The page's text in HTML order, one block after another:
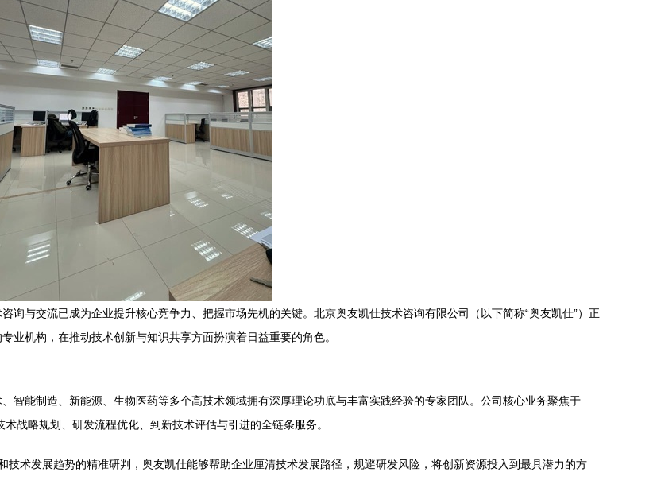
询与交流已成为企业提升核心竞争力、把握市场先机的关键。北京奥友凯仕技术咨询有限公司（以下简称“奥友凯仕”）正
业机构，在推动技术创新与知识共享方面扮演着日益重要的角色。
智能制造、新能源、生物医药等多个高技术领域拥有深厚理论功底与丰富实践经验的专家团队。公司核心业务聚焦于
战略规划、研发流程优化、到新技术评估与引进的全链条服务。
技术发展趋势的精准研判，奥友凯仕能够帮助企业厘清技术发展路径，规避研发风险，将创新资源投入到最具潜力的方